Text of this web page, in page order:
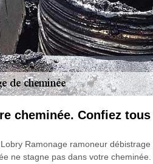
cheminée. Confiez
Ramonage ramoneur
ne stagne pas dans votre